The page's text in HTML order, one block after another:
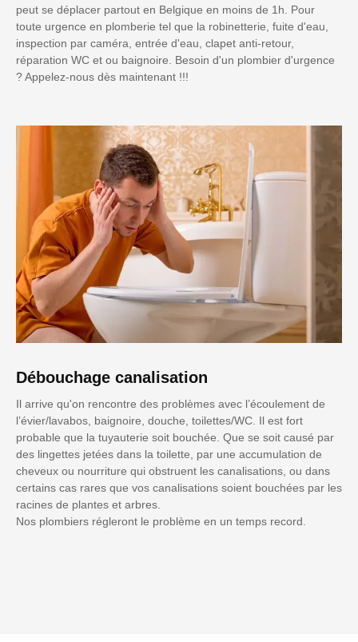
peut se déplacer partout en Belgique en moins de 1h. Pour
toute urgence en plomberie tel que la robinetterie, fuite d'eau,
inspection par caméra, entrée d'eau, clapet anti-retour,
réparation WC et ou baignoire. Besoin d'un plombier d'urgence
? Appelez-nous dès maintenant !!!
Débouchage canalisation
Il arrive qu'on rencontre des problèmes avec l’écoulement de
l’évier/lavabos, baignoire, douche, toilettes/WC. Il est fort
probable que la tuyauterie soit bouchée. Que se soit causé par
des lingettes jetées dans la toilette, par une accumulation de
cheveux ou nourriture qui obstruent les canalisations, ou dans
certains cas rares que vos canalisations soient bouchées par les
racines de plantes et arbres.
Nos plombiers régleront le problème en un temps record.